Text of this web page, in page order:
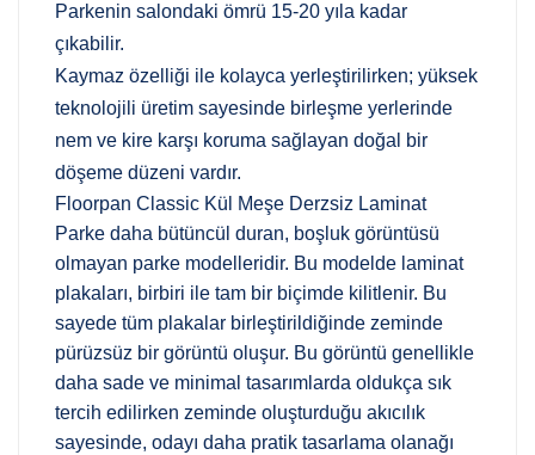
Parkenin salondaki ömrü 15-20 yıla kadar
çıkabilir.
Kaymaz özelliği ile kolayca yerleştirilirken; yüksek
teknolojili üretim sayesinde birleşme yerlerinde
nem ve kire karşı koruma sağlayan doğal bir
döşeme düzeni vardır.
Floorpan Classic Kül Meşe Derzsiz Laminat
Parke daha bütüncül duran, boşluk görüntüsü
olmayan parke modelleridir. Bu modelde laminat
plakaları, birbiri ile tam bir biçimde kilitlenir. Bu
sayede tüm plakalar birleştirildiğinde zeminde
pürüzsüz bir görüntü oluşur. Bu görüntü genellikle
daha sade ve minimal tasarımlarda oldukça sık
tercih edilirken zeminde oluşturduğu akıcılık
sayesinde, odayı daha pratik tasarlama olanağı